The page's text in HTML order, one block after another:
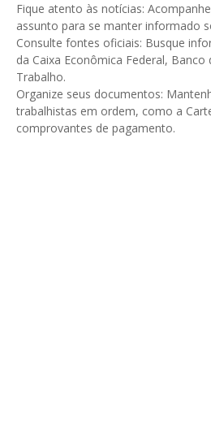
Fique atento às notícias:
assunto para se manter informado
Consulte fontes oficiais: Busque
da Caixa Econômica Federal,
Trabalho.
Organize seus documentos:
trabalhistas em ordem, como a
comprovantes de pagamento.